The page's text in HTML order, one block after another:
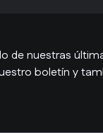
de nuestras
boletín y